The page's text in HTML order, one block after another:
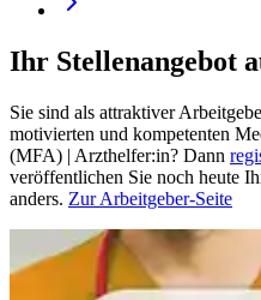
Ihr Stellenangebot
Sie sind als attraktiver
motivierten und kompetenten
(MFA) | Arzthelfer:in? Dann
veröffentlichen Sie noch heute
anders. Zur Arbeitgeber-Seite